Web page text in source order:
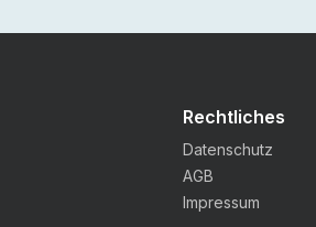
Rechtliches
Datenschutz
AGB
Impressum